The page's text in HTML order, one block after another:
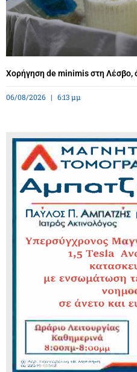
Χορήγηση de minimis στη Λέσβο,
06/08/2026 6:13 μμ